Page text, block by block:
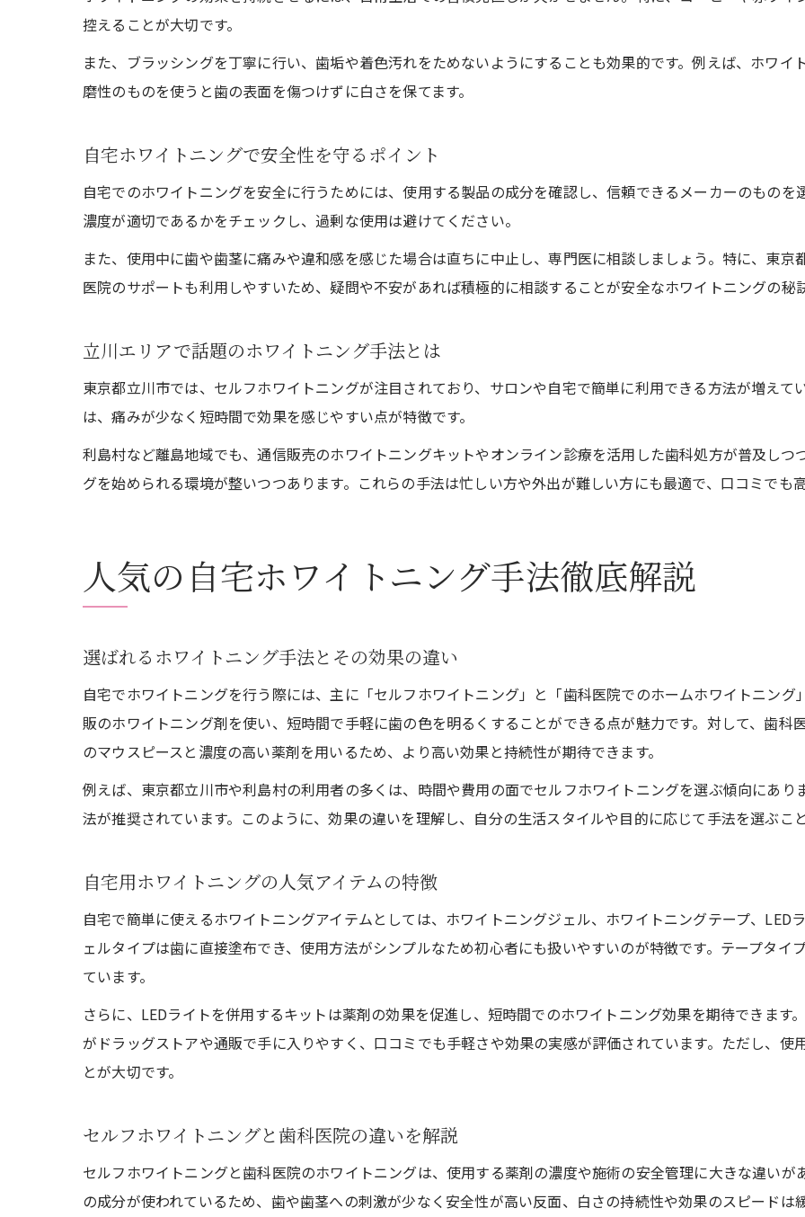
セルフホワイトニングを成功へ導く秘訣
自宅ケアと歯科医院の併用メリット比較
口コミから学ぶセルフホワイトニング体験
白さが長持ちするケア方法を徹底紹介
白さキープに役立つホワイトニングケア術
セルフケアとプロケアの違いを徹底比較
控えることが大切です。
また、ブラッシングを丁寧に行い、歯垢や着色汚れをためないようにすることも効果的です。例えば、ホワ
磨性のものを使うと歯の表面を傷つけずに白さを保てます。
自宅ホワイトニングで安全性を守るポイント
自宅でのホワイトニングを安全に行うためには、使用する製品の成分を確認し、信頼できるメーカーのもの
濃度が適切であるかをチェックし、過剰な使用は避けてください。
また、使用中に歯や歯茎に痛みや違和感を感じた場合は直ちに中止し、専門医に相談しましょう。特に、東
医院のサポートも利用しやすいため、疑問や不安があれば積極的に相談することが安全なホワイトニングの秘訣
立川エリアで話題のホワイトニング手法とは
東京都立川市では、セルフホワイトニングが注目されており、サロンや自宅で簡単に利用できる方法が増えて
は、痛みが少なく短時間で効果を感じやすい点が特徴です。
利島村など離島地域でも、通信販売のホワイトニングキットやオンライン診療を活用した歯科処方が普及しつ
グを始められる環境が整いつつあります。これらの手法は忙しい方や外出が難しい方にも最適で、口コミでも
人気の自宅ホワイトニング手法徹底解説
選ばれるホワイトニング手法とその効果の違い
自宅でホワイトニングを行う際には、主に「セルフホワイトニング」と「歯科医院でのホームホワイトニン
販のホワイトニング剤を使い、短時間で手軽に歯の色を明るくすることができる点が魅力です。対して、歯科
のマウスピースと濃度の高い薬剤を用いるため、より高い効果と持続性が期待できます。
例えば、東京都立川市や利島村の利用者の多くは、時間や費用の面でセルフホワイトニングを選ぶ傾向にあ
法が推奨されています。このように、効果の違いを理解し、自分の生活スタイルや目的に応じて手法を選ぶこと
自宅用ホワイトニングの人気アイテムの特徴
自宅で簡単に使えるホワイトニングアイテムとしては、ホワイトニングジェル、ホワイトニングテープ、LED
ェルタイプは歯に直接塗布でき、使用方法がシンプルなため初心者にも扱いやすいのが特徴です。テープタイ
ています。
さらに、LEDライトを併用するキットは薬剤の効果を促進し、短時間でのホワイトニング効果を期待できます
がドラッグストアや通販で手に入りやすく、口コミでも手軽さや効果の実感が評価されています。ただし、使
とが大切です。
セルフホワイトニングと歯科医院の違いを解説
セルフホワイトニングと歯科医院のホワイトニングは、使用する薬剤の濃度や施術の安全管理に大きな違い
の成分が使われているため、歯や歯茎への刺激が少なく安全性が高い反面、白さの持続性や効果のスピードは